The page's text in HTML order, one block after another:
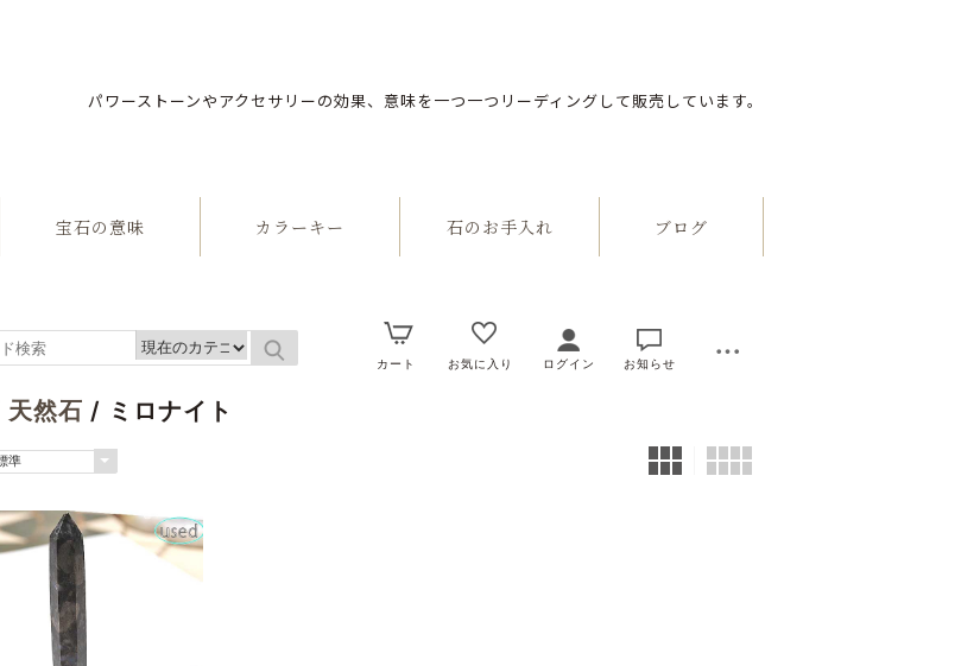
パワーストーンやアクセサリーの効果、意味を一つ一つリーディングして販売しています。
宝石の意味 カラーキー 石のお手入れ ブログ
カート お気に入り ログイン お知らせ
天然石 / ミロナイト